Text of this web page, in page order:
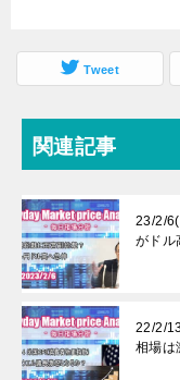
Tweet
関連記事
23/2/
がドル
22/2/
相場は